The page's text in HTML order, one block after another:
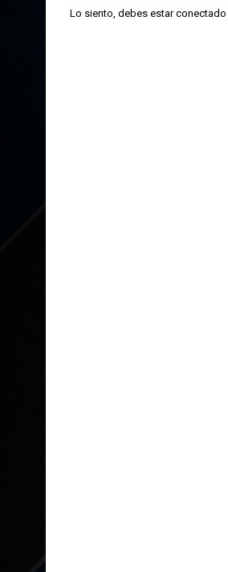
Lo siento, debes estarconectado